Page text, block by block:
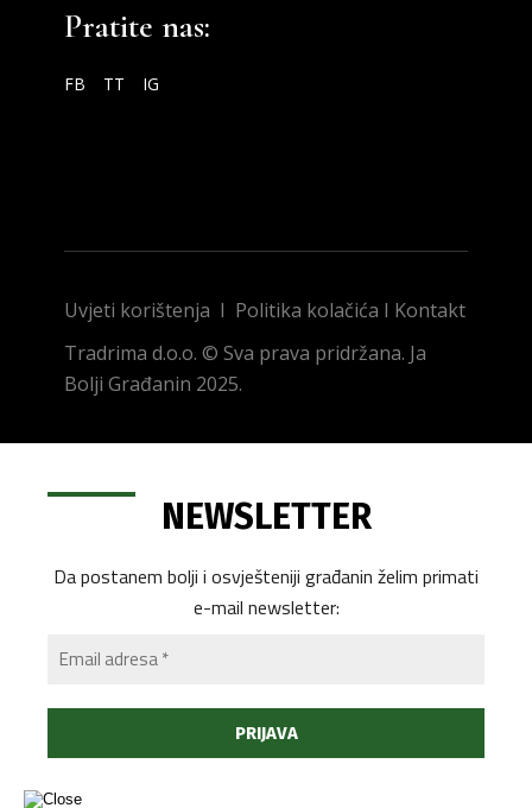
Pratite nas:
FB TT IG
Uvjeti korištenja I Politika kolačića I Kontakt
Tradrima d.o.o. © Sva prava pridržana. Ja
Bolji Građanin 2025.
NEWSLETTER
Da postanem bolji i osvješteniji građanin želim primati
e-mail newsletter: